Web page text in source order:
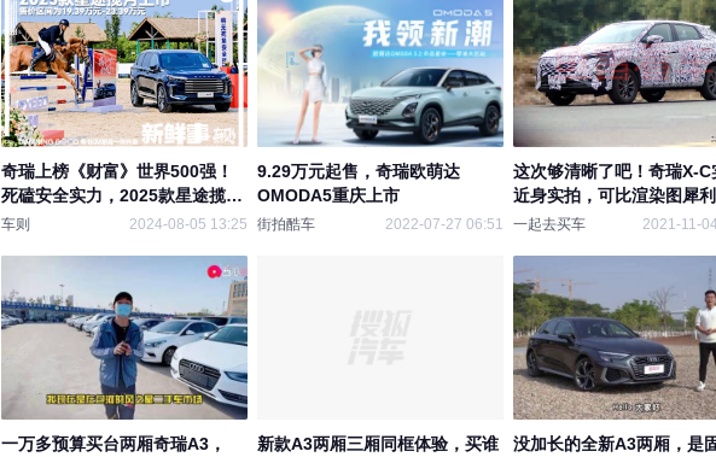
奇瑞上榜《财富》世界500强！
死磕安全实力，2025款星途揽月
上市
车则 2024-08-05 13:25
9.29万元起售，奇瑞欧萌达
OMODA5重庆上市
街拍酷车 2022-07-27 06:51
这次够清晰了吧！奇瑞X-C
近身实拍，可比渲染图犀
一起去买车 2021-11-
一万多预算买台两厢奇瑞A3，
新款A3两厢三厢同框体验，买谁
没加长的全新A3两厢，是